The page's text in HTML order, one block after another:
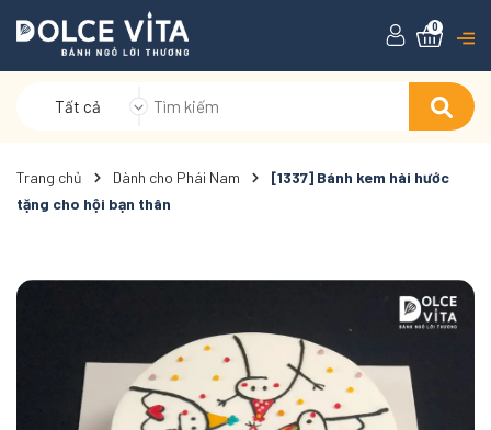
Tất cả
0
Trang chủ Dành cho Phái Nam
[1337] Bánh kem hài hước
tặng cho hội bạn thân